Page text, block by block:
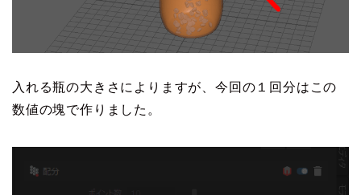
入れる瓶の大きさによりますが、今回の１回分はこの
数値の塊で作りました。